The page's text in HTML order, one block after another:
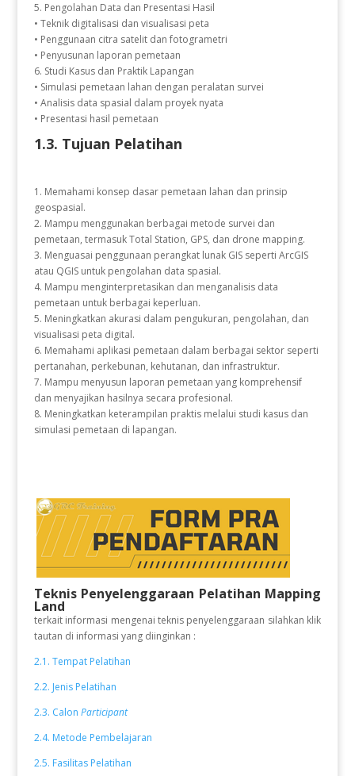
5. Pengolahan Data dan Presentasi Hasil
• Teknik digitalisasi dan visualisasi peta
• Penggunaan citra satelit dan fotogrametri
• Penyusunan laporan pemetaan
6. Studi Kasus dan Praktik Lapangan
• Simulasi pemetaan lahan dengan peralatan survei
• Analisis data spasial dalam proyek nyata
• Presentasi hasil pemetaan
1.3. Tujuan Pelatihan
1. Memahami konsep dasar pemetaan lahan dan prinsip
geospasial.
2. Mampu menggunakan berbagai metode survei dan
pemetaan, termasuk Total Station, GPS, dan drone mapping.
3. Menguasai penggunaan perangkat lunak GIS seperti ArcGIS
atau QGIS untuk pengolahan data spasial.
4. Mampu menginterpretasikan dan menganalisis data
pemetaan untuk berbagai keperluan.
5. Meningkatkan akurasi dalam pengukuran, pengolahan, dan
visualisasi peta digital.
6. Memahami aplikasi pemetaan dalam berbagai sektor seperti
pertanahan, perkebunan, kehutanan, dan infrastruktur.
7. Mampu menyusun laporan pemetaan yang komprehensif
dan menyajikan hasilnya secara profesional.
8. Meningkatkan keterampilan praktis melalui studi kasus dan
simulasi pemetaan di lapangan.
Teknis Penyelenggaraan Pelatihan Mapping
Land
terkait informasi mengenai teknis penyelenggaraan silahkan klik
tautan di informasi yang diinginkan :
2.1. Tempat Pelatihan
2.2. Jenis Pelatihan
2.3. Calon Participant
2.4. Metode Pembelajaran
2.5. Fasilitas Pelatihan